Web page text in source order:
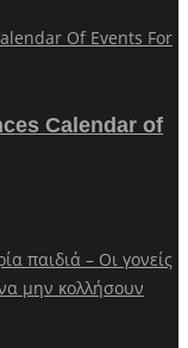
Calendar of